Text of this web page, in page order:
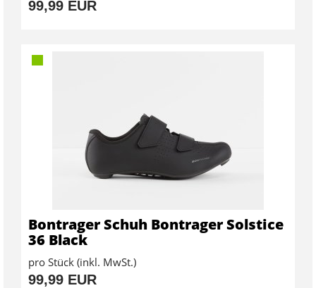
99,99 EUR
Bontrager Schuh Bontrager Solstice
36 Black
pro Stück (inkl. MwSt.)
99,99 EUR